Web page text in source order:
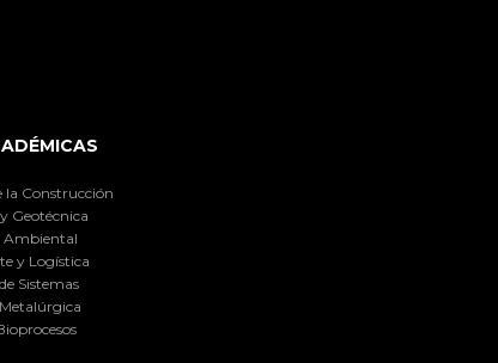
la Construcción
Geotécnica
Ambiental
y Logística
Sistemas